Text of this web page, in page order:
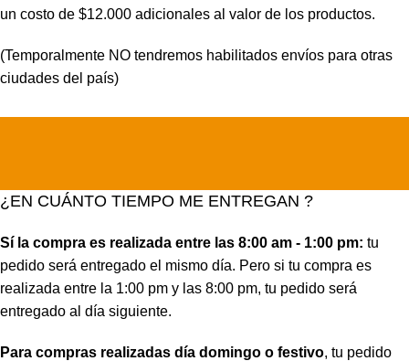
un costo de $12.000 adicionales al valor de los productos.
(Temporalmente NO tendremos habilitados envíos para otras
ciudades del país)
¿EN CUÁNTO TIEMPO ME ENTREGAN ?
Sí la compra es realizada entre las 8:00 am - 1:00 pm: tu
pedido será entregado el mismo día. Pero si tu compra es
realizada entre la 1:00 pm y las 8:00 pm, tu pedido será
entregado al día siguiente.
Para compras realizadas día domingo o festivo, tu pedido